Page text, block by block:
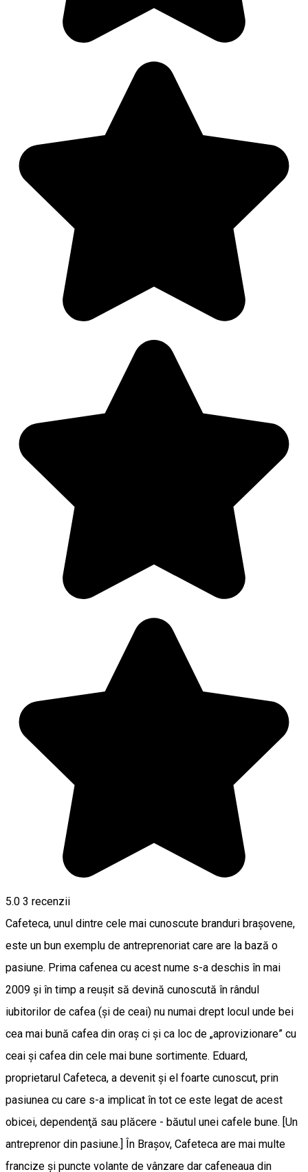
5.0 3 recenzii
Cafeteca, unul dintre cele mai cunoscute branduri braşovene,
este un bun exemplu de antreprenoriat care are la bază o
pasiune. Prima cafenea cu acest nume s-a deschis în mai
2009 şi în timp a reuşit să devină cunoscută în rândul
iubitorilor de cafea (şi de ceai) nu numai drept locul unde bei
cea mai bună cafea din oraş ci şi ca loc de „aprovizionare” cu
ceai şi cafea din cele mai bune sortimente. Eduard,
proprietarul Cafeteca, a devenit şi el foarte cunoscut, prin
pasiunea cu care s-a implicat în tot ce este legat de acest
obicei, dependenţă sau plăcere - băutul unei cafele bune. [Un
antreprenor din pasiune.] În Braşov, Cafeteca are mai multe
francize şi puncte volante de vânzare dar cafeneaua din